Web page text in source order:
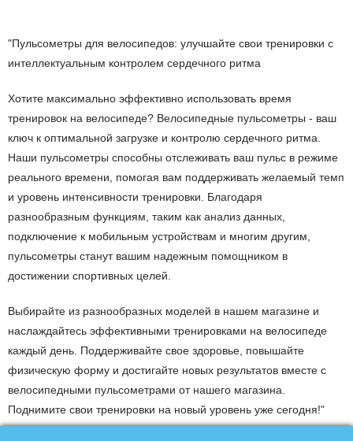
"Пульсометры для велосипедов: улучшайте свои тренировки с
интеллектуальным контролем сердечного ритма
Хотите максимально эффективно использовать время
тренировок на велосипеде? Велосипедные пульсометры - ваш
ключ к оптимальной загрузке и контролю сердечного ритма.
Наши пульсометры способны отслеживать ваш пульс в режиме
реального времени, помогая вам поддерживать желаемый темп
и уровень интенсивности тренировки. Благодаря
разнообразным функциям, таким как анализ данных,
подключение к мобильным устройствам и многим другим,
пульсометры станут вашим надежным помощником в
достижении спортивных целей.
Выбирайте из разнообразных моделей в нашем магазине и
наслаждайтесь эффективными тренировками на велосипеде
каждый день. Поддерживайте свое здоровье, повышайте
физическую форму и достигайте новых результатов вместе с
велосипедными пульсометрами от нашего магазина.
Поднимите свои тренировки на новый уровень уже сегодня!"